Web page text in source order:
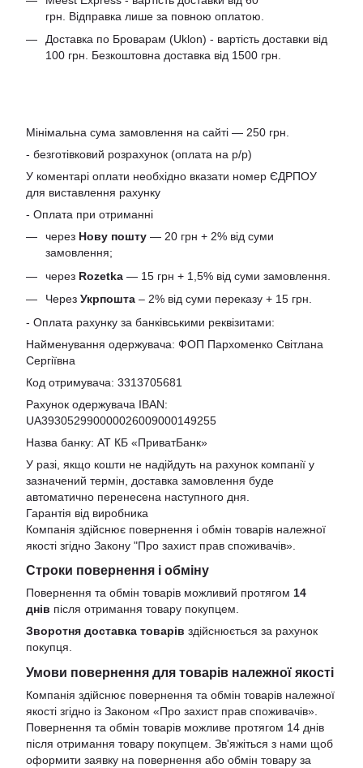
грн. Відправка лише за повною оплатою.
Доставка по Броварам (Uklon) - вартість доставки від
100 грн. Безкоштовна доставка від 1500 грн.
Мінімальна сума замовлення на сайті — 250 грн.
- безготівковий розрахунок (оплата на р/р)
У коментарі оплати необхідно вказати номер ЄДРПОУ
для виставлення рахунку
- Оплата при отриманні
через Нову пошту — 20 грн + 2% від суми
замовлення;
через Rozetka — 15 грн + 1,5% від суми замовлення.
Через Укрпошта – 2% від суми переказу + 15 грн.
- Оплата рахунку за банківськими реквізитами:
Найменування одержувача: ФОП Пархоменко Світлана
Сергіївна
Код отримувача: 3313705681
Рахунок одержувача IBAN:
UA393052990000026009000149255
Назва банку: АТ КБ «ПриватБанк»
У разі, якщо кошти не надійдуть на рахунок компанії у
зазначений термін, доставка замовлення буде
автоматично перенесена наступного дня.
Гарантія від виробника
Компанія здійснює повернення і обмін товарів належної
якості згідно Закону "Про захист прав споживачів»
Строки повернення і обміну
Повернення та обмін товарів можливий протягом 14
днів після отримання товару покупцем.
Зворотня доставка товарів здійснюється за рахунок
покупця.
Умови повернення для товарів належної якості
Компанія здійснює повернення та обмін товарів належної
якості згідно із Законом «Про захист прав споживачів».
Повернення та обмін товарів можливе протягом 14 днів
після отримання товару покупцем. Зв'яжіться з нами щоб
оформити заявку на повернення або обмін товару за